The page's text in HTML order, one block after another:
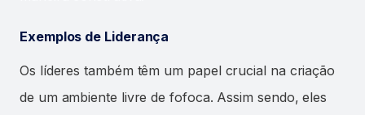
Exemplos de Liderança
Os líderes também têm um papel crucial na criação
de um ambiente livre de fofoca. Assim sendo, eles